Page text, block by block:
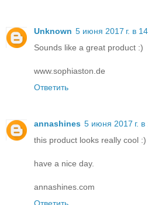
Unknown 5 июня 2017 г. в
Sounds like a great product :)
www.sophiaston.de
Ответить
annashines 5 июня 2017 г. в
this product looks really cool
have a nice day.
annashines.com
Ответить